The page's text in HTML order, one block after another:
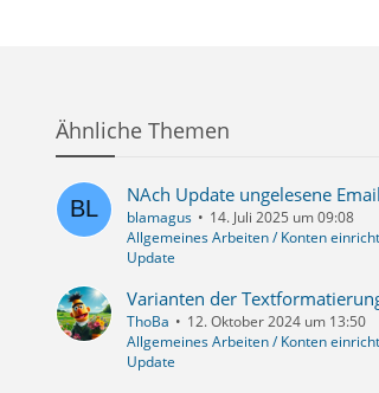
Ähnliche Themen
NAch Update ungelesene
blamagus
14. Juli 2025 um 09:08
Allgemeines Arbeiten / Konten
Update
ThoBa
12. Oktober 2024 um 13:50
Allgemeines Arbeiten / Konten
Update